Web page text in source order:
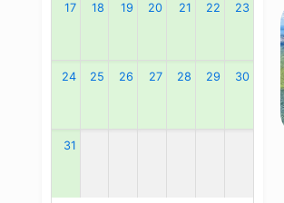
17 18 19 20 21 22 23
24 25 26 27 28 29 30
31